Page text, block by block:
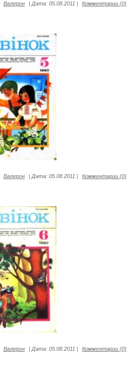
Валерон | Дата: 05.08.2011 | Комментарии (0)
Валерон Дата: 05.08.2011 Комментарии (0)
Валерон Дата: 05.08.2011 Комментарии (0)